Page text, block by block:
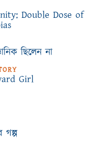
Double Dose of
ছিলেন না
Girl
গল্প